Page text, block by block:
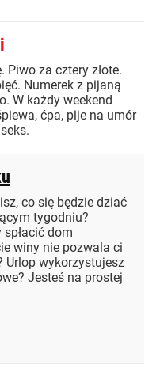
za cztery złote.
Numerek z pijaną
W każdy weekend
ćpa, pije na umór
co się będzie dziać
tygodniu?
dom
winy nie pozwala ci
Urlop wykorzystujesz
Jesteś na prostej